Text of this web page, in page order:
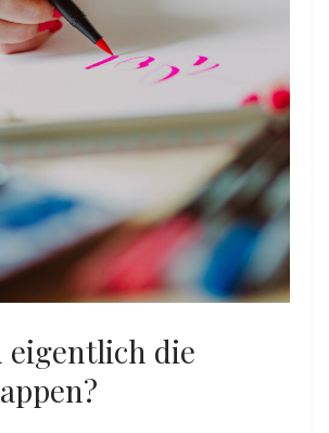
eigentlich die